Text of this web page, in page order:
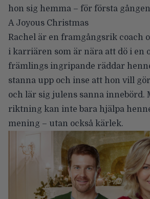
hon sig hemma – för första
A Joyous Christmas
Rachel är en framgångsrik coach
i karriären som är nära att dö i en
främlings ingripande räddar
stanna upp och inse att hon vill
och lär sig julens sanna innebörd.
riktning kan inte bara hjälpa
mening – utan också kärlek.